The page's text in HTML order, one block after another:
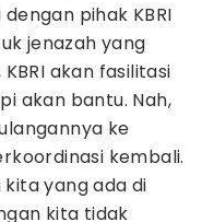
pihak KBRI
jenazah yang
akan fasilitasi
akan bantu. Nah,
ke
kembali.
yang ada di
kita tidak